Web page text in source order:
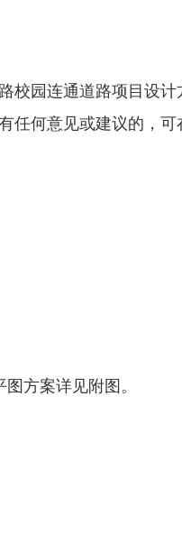
园连通道路项目设计
何意见或建议的，
方案详见附图。